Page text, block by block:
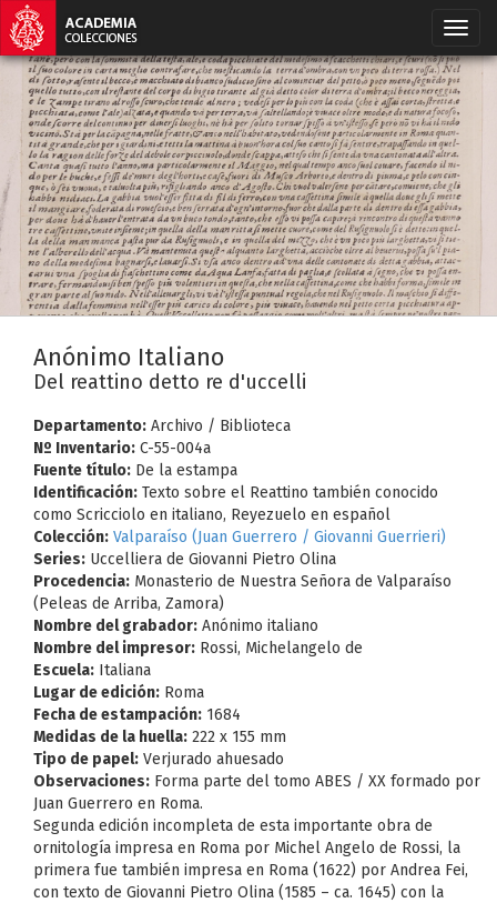
Anónimo Italiano
Del reattino detto re d'uccelli
Departamento: Archivo / Biblioteca
Nº Inventario: C-55-004a
Fuente título: De la estampa
Identificación: Texto sobre el Reattino también conocido
como Scricciolo en italiano, Reyezuelo en español
Colección: Valparaíso (Juan Guerrero / Giovanni Guerrieri)
Series: Uccelliera de Giovanni Pietro Olina
Procedencia: Monasterio de Nuestra Señora de Valparaíso
(Peleas de Arriba, Zamora)
Nombre del grabador: Anónimo italiano
Nombre del impresor: Rossi, Michelangelo de
Escuela: Italiana
Lugar de edición: Roma
Fecha de estampación: 1684
Medidas de la huella: 222 x 155 mm
Tipo de papel: Verjurado ahuesado
Observaciones: Forma parte del tomo ABES / XX formado por
Juan Guerrero en Roma.
Segunda edición incompleta de esta importante obra de
ornitología impresa en Roma por Michel Angelo de Rossi, la
primera fue también impresa en Roma (1622) por Andrea Fei,
con texto de Giovanni Pietro Olina (1585 – ca. 1645) con la